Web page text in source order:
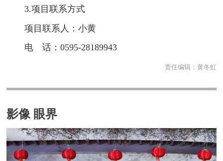
3.项目联系方式
项目联系人：小黄
电 话：0595-28189943
责任编辑： 黄冬虹
影像 眼界